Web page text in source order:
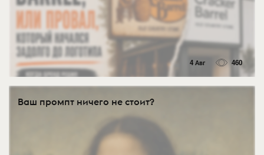
4 Авг 460
Ваш промпт ничего не стоит?